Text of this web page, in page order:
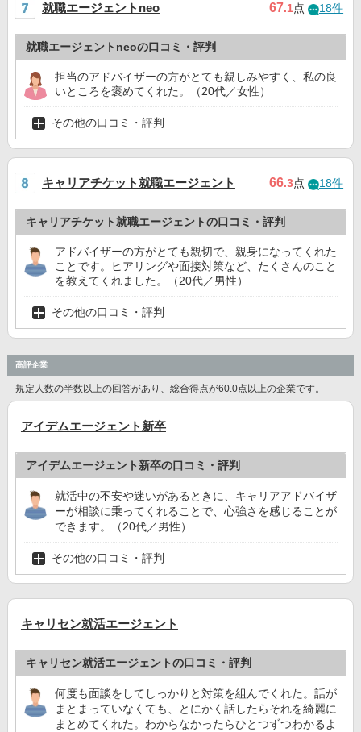
就職エージェントneo 67.1点 18件
就職エージェントneoの口コミ・評判
担当のアドバイザーの方がとても親しみやすく、私の良
いところを褒めてくれた。（20代／女性）
その他の口コミ・評判
キャリアチケット就職エージェント 66.3点 18件
キャリアチケット就職エージェントの口コミ・評判
アドバイザーの方がとても親切で、親身になってくれた
ことです。ヒアリングや面接対策など、たくさんのこと
を教えてくれました。（20代／男性）
その他の口コミ・評判
高評企業
規定人数の半数以上の回答があり、総合得点が60.0点以上の企業です。
アイデムエージェント新卒
アイデムエージェント新卒の口コミ・評判
就活中の不安や迷いがあるときに、キャリアアドバイザ
ーが相談に乗ってくれることで、心強さを感じることが
できます。（20代／男性）
その他の口コミ・評判
キャリセン就活エージェント
キャリセン就活エージェントの口コミ・評判
何度も面談をしてしっかりと対策を組んでくれた。話が
まとまっていなくても、とにかく話したらそれを綺麗に
まとめてくれた。わからなかったらひとつずつわかるよ